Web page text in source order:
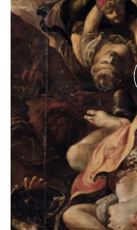
Voir la vidéo